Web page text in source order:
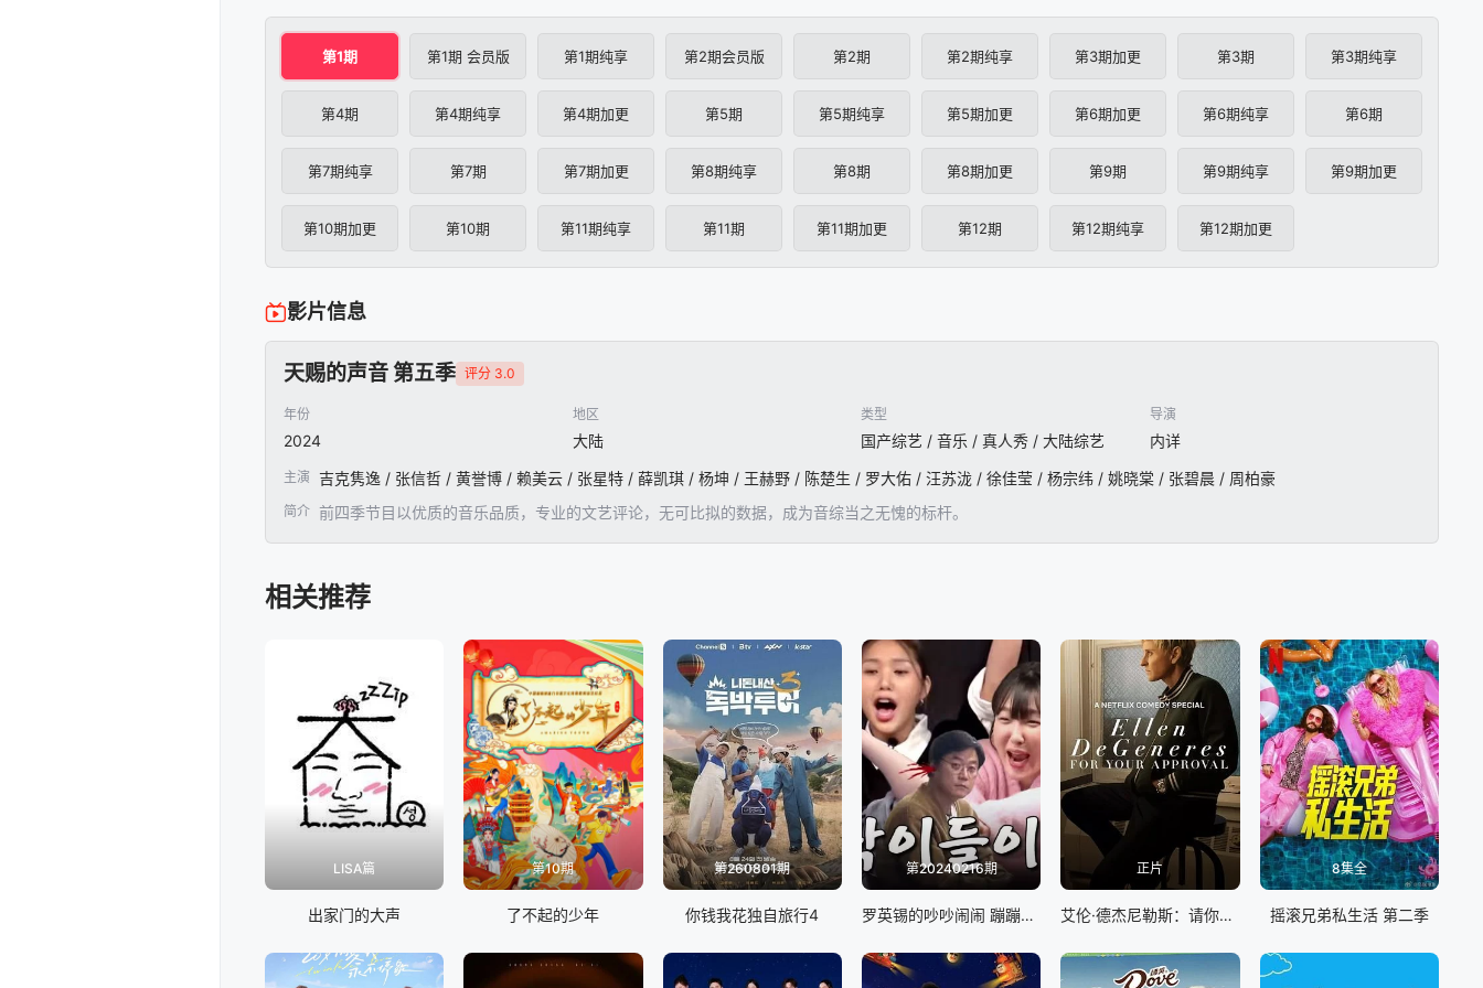
第1期 第1期 会员版 第1期纯享 第2期会员版 第2期 第2期纯享 第3期加更 第3期 第3期纯享
第4期 第4期纯享 第4期加更 第5期 第5期纯享 第5期加更 第6期加更 第6期纯享 第6期
第7期纯享 第7期 第7期加更 第8期纯享 第8期 第8期加更 第9期 第9期纯享 第9期加更
第10期加更 第10期 第11期纯享 第11期 第11期加更 第12期 第12期纯享 第12期加更
影片信息
天赐的声音 第五季 评分 3.0
年份
2024
地区
大陆
类型
国产综艺 / 音乐 / 真人秀 / 大陆综艺
导演
内详
主演 吉克隽逸 / 张信哲 / 黄誉博 / 赖美云 / 张星特 / 薛凯琪 / 杨坤 / 王赫野 / 陈楚生 / 罗大佑 / 汪苏泷 / 徐佳莹 / 杨宗纬 / 姚晓棠 / 张碧晨 / 周柏豪
简介 前四季节目以优质的音乐品质，专业的文艺评论，无可比拟的数据，成为音综当之无愧的标杆。
相关推荐
LISA篇
出家门的大声
第10期
了不起的少年
第260801期
你钱我花独自旅行4
第20240216期
罗英锡的吵吵闹闹 蹦蹦地球游戏厅篇
正片
艾伦·德杰尼勒斯：请你许可
8集全
摇滚兄弟私生活 第二季